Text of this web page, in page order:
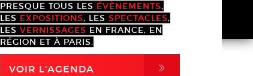
PRESQUE TOUS LES ÉVÈNEMENTS,
LES EXPOSITIONS, LES SPECTACLES,
LES VERNISSAGES EN FRANCE, EN
RÉGION ET À PARIS.
VOIR L'AGENDA ,